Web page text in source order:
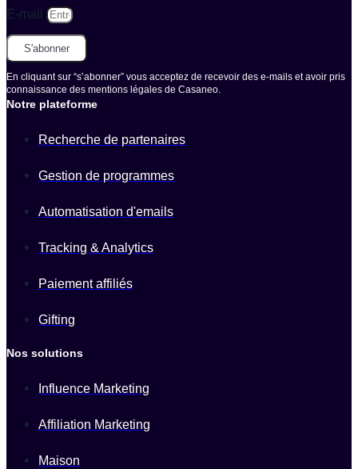
E-mail
S'abonner
En cliquant sur “s’abonner” vous acceptez de recevoir des e-mails et avoir pris
connaissance des mentions légales de Casaneo.
Notre plateforme
Recherche de partenaires
Gestion de programmes
Automatisation d'emails
Tracking & Analytics
Paiement affiliés
Gifting
Nos solutions
Influence Marketing
Affiliation Marketing
Maison